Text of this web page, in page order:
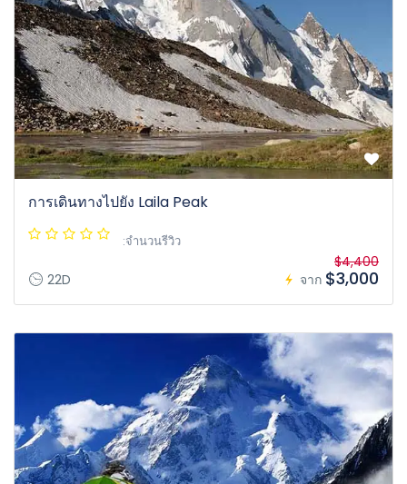
การเดินทางไปยัง Laila Peak
:จำนวนรีวิว
22D จาก
$4,400
$3,000